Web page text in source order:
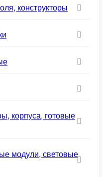
конструкторы
корпуса, готовые
модули, световые